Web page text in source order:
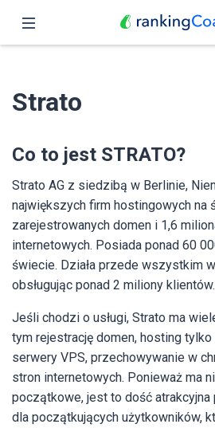
Funkcje
Ceny
Partnerzy
Blog
Polski
Strato
Co to jest STRATO?
Strato AG z siedzibą w Berlinie,
największych firm hostingowych na
zarejestrowanych domen i 1,6
internetowych. Posiada ponad 60
świecie. Działa przede wszystkim
obsługując ponad 2 miliony klientów.
Jeśli chodzi o usługi, Strato ma
tym rejestrację domen, hosting
serwery VPS, przechowywanie w
stron internetowych. Ponieważ ma
początkowe, jest to dość
dla początkujących użytkowników,